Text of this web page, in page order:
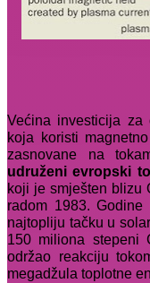
Većina investicija za
koja koristi
zasnovane na
udruženi evropski
koji je smješten blizu
radom 1983.
najtopliju tačku u
150 miliona stepeni
održao reakciju
megadžula toplotne